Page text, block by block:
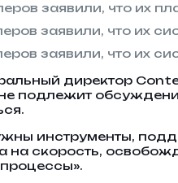
заявили, что их
заявили, что их
заявили, что их
директор
не подлежит
инструменты,
на скорость,